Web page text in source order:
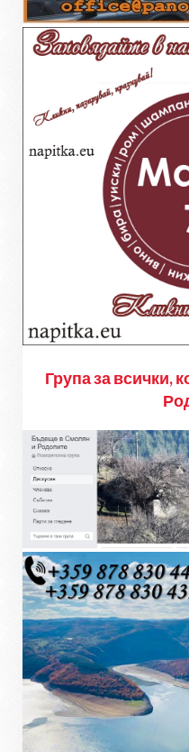
Група за всички,